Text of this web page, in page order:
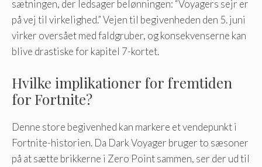
sætningen, der ledsager belønningen: “Voyagers sejr er
på vej til virkelighed.” Vejen til begivenheden den 5. juni
virker oversået med faldgruber, og konsekvenserne kan
blive drastiske for kapitel 7-kortet.
Hvilke implikationer for fremtiden
for Fortnite?
Denne store begivenhed kan markere et vendepunkt i
Fortnite-historien. Da Dark Voyager bruger to sæsoner
på at sætte brikkerne i Zero Point sammen, ser der ud til